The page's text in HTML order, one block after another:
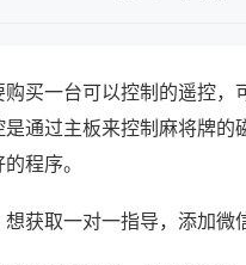
买一台可以控制的遥控
通过主板来控制麻将牌
程序。
获取一对一指导，添加微